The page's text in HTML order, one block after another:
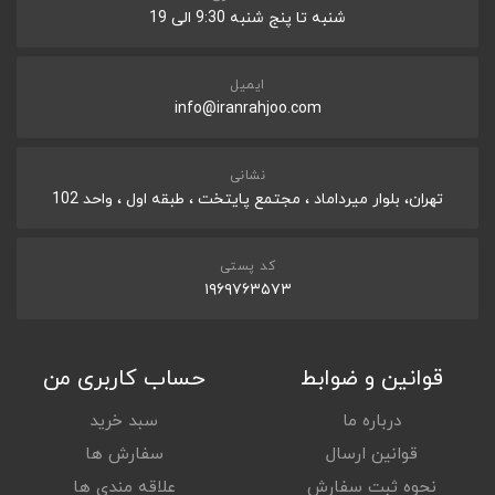
شنبه تا پنج شنبه 9:30 الی 19
ایمیل
info@iranrahjoo.com
نشانی
تهران، بلوار میرداماد ، مجتمع پایتخت ، طبقه اول ، واحد 102
کد پستی
۱۹۶۹۷۶۳۵۷۳
قوانین و ضوابط
درباره ما
قوانین ارسال
نحوه ثبت سفارش
حساب کاربری من
سبد خرید
سفارش ها
علاقه مندی ها